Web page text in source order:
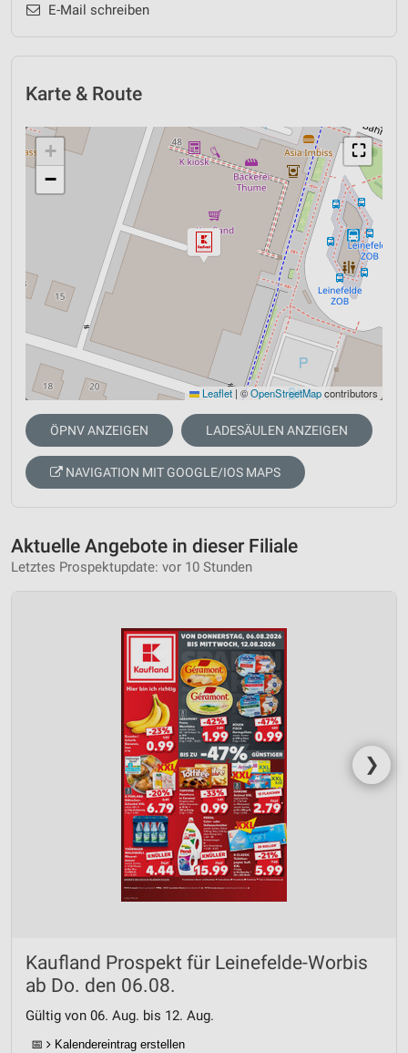
E-Mail schreiben
Karte & Route
⛶
+
−
Leaflet | ©OpenStreetMapcontributors
ÖPNV ANZEIGEN LADESÄULEN ANZEIGEN
NAVIGATION MIT GOOGLE/IOS MAPS
Aktuelle Angebote in dieser Filiale
Letztes Prospektupdate: vor 10 Stunden
❯
Kaufland Prospekt für Leinefelde-Worbis
ab Do. den 06.08.
Gültig von 06. Aug. bis 12. Aug.
📅 Kalendereintrag erstellen